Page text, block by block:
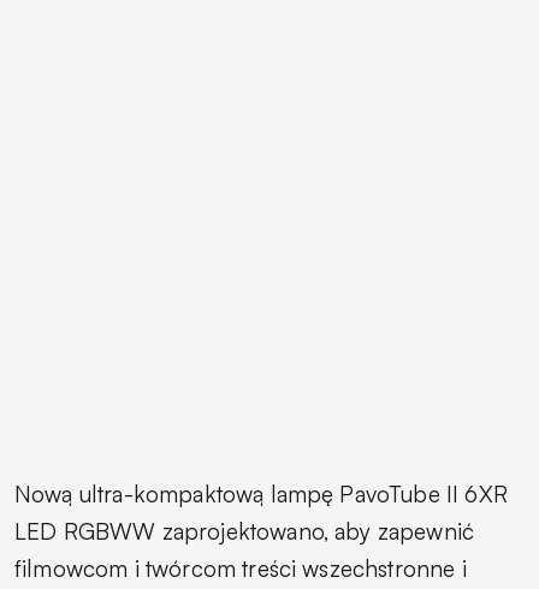
Nową ultra-kompaktową lampę PavoTube II 6XR
LED RGBWW zaprojektowano, aby zapewnić
filmowcom i twórcom treści wszechstronne i